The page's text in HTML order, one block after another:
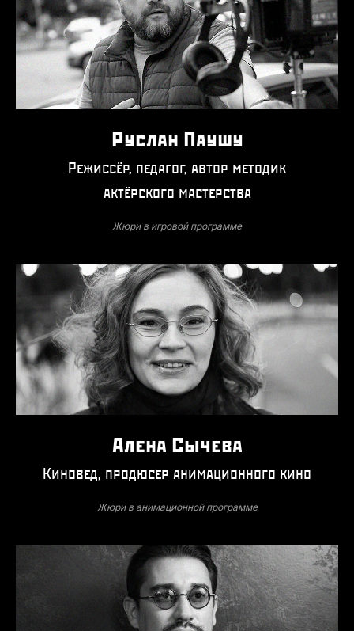
Руслан Паушу
Режиссёр, педагог, автор методик
актёрского мастерства
Жюри в игровой программе
Алена Сычева
Киновед, продюсер анимационного кино
Жюри в анимационной программе